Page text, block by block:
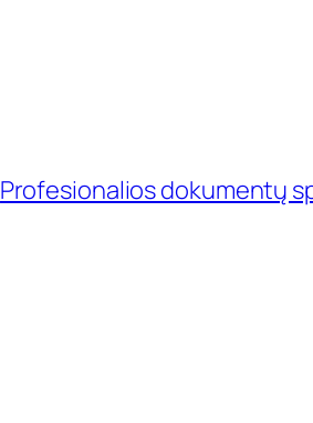
Profesionalios dokumentų